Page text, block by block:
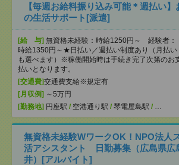
【毎週お給料振り込み可能＊週払い
の生活サポート[派遣]
[給 与] 無資格未経験：時給1250円～ 経験者：
時給1350円～★日払い／週払い制度あり（月払い
も選べます）※稼働開始時は手続き完了次第のお
払いとなります。
[交通費]交通費支給※規定有
[月収例] ～5万円
[勤務地] 円座駅 / 空港通り駅 / 琴電屋島駅 / …
無資格未経験WワークOK！NPO法人
活アシスタント 日勤募集（広島県広
井）[アルバイト]